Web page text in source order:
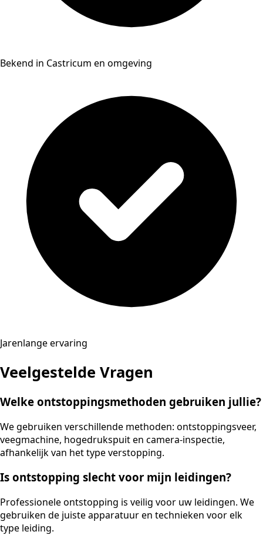
Bekend in Castricum en omgeving
Jarenlange ervaring
Veelgestelde Vragen
Welke ontstoppingsmethoden gebruiken jullie?
We gebruiken verschillende methoden: ontstoppingsveer,
veegmachine, hogedrukspuit en camera-inspectie,
afhankelijk van het type verstopping.
Is ontstopping slecht voor mijn leidingen?
Professionele ontstopping is veilig voor uw leidingen. We
gebruiken de juiste apparatuur en technieken voor elk
type leiding.